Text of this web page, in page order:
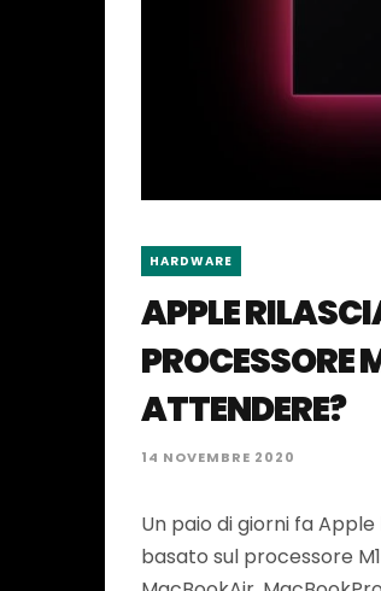
HARDWARE
APPLE
PROCESSORE
ATTENDERE?
14 NOVEMBRE 2020
Un paio di giorni fa
basato sul processore